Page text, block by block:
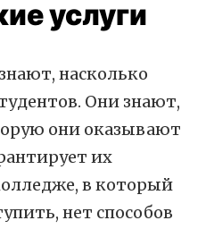
услуги
насколько
Они знают,
они оказывают
их
в который
нет способов